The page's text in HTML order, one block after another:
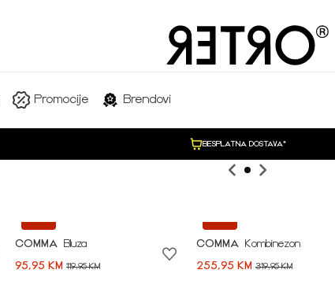
Promocije Brendovi
BESPLATNA DOSTAVA*
COMMA
Bluza
95,95 KM 119,95 KM
COMMA
Kombinezon
255,95 KM 319,95 KM